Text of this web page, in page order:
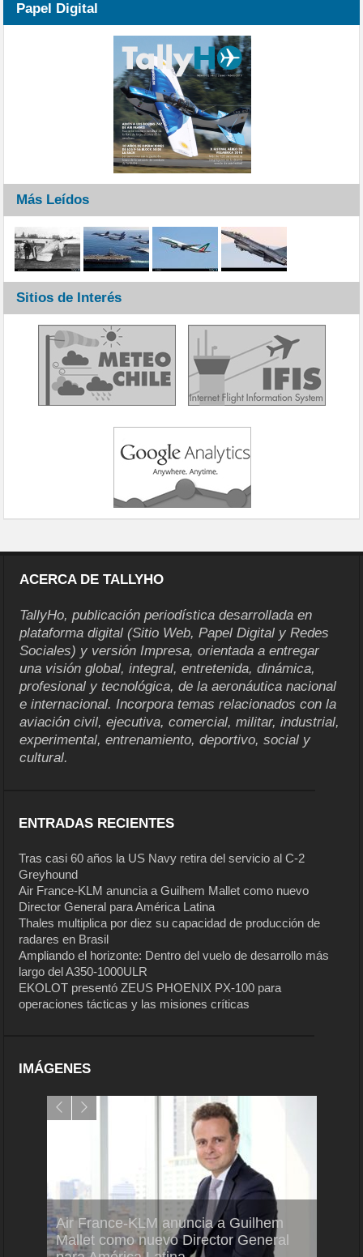
Papel Digital
Más Leídos
Sitios de Interés
ACERCA DE TALLYHO
TallyHo, publicación periodística desarrollada en
plataforma digital (Sitio Web, Papel Digital y Redes
Sociales) y versión Impresa, orientada a entregar
una visión global, integral, entretenida, dinámica,
profesional y tecnológica, de la aeronáutica nacional
e internacional. Incorpora temas relacionados con la
aviación civil, ejecutiva, comercial, militar, industrial,
experimental, entrenamiento, deportivo, social y
cultural.
ENTRADAS RECIENTES
Tras casi 60 años la US Navy retira del servicio al C-2
Greyhound
Air France-KLM anuncia a Guilhem Mallet como nuevo
Director General para América Latina
Thales multiplica por diez su capacidad de producción de
radares en Brasil
Ampliando el horizonte: Dentro del vuelo de desarrollo más
largo del A350-1000ULR
EKOLOT presentó ZEUS PHOENIX PX-100 para
operaciones tácticas y las misiones críticas
IMÁGENES
Air France-KLM anuncia a Guilhem
Mallet como nuevo Director General